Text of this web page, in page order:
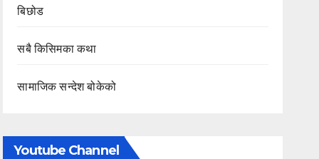
बिछोड
सबै किसिमका कथा
सामाजिक सन्देश बोकेको
Youtube Channel